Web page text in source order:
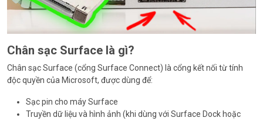
Chân sạc Surface là gì?
Chân sạc Surface (cổng Surface Connect) là cổng kết nối từ tính
độc quyền của Microsoft, được dùng để:
Sạc pin cho máy Surface
Truyền dữ liệu và hình ảnh (khi dùng với Surface Dock hoặc